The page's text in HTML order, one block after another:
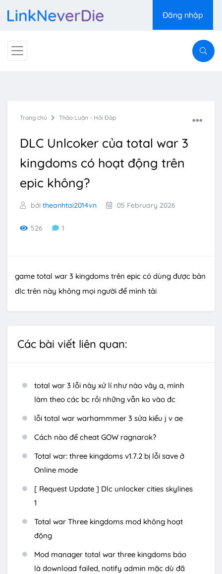
Đăng nhập
Trang chủ Thảo Luận - Hỏi Đáp
DLC Unlcoker của total war 3
kingdoms có hoạt động trên
epic không?
bởi theanhtai2014vn 05 February 2026
526 1
game total war 3 kingdoms trên epic có dùng được bản
dlc trên này không mọi người để mình tải
Các bài viết liên quan:
total war 3 lỗi này xử lí như nào vây a, mình
làm theo các bc rồi những vẫn ko vào đc
lỗi total war warhammmer 3 sửa kiểu j v ae
Cách nào để cheat GOW ragnarok?
Total war: three kingdoms v1.7.2 bị lỗi save ở
Online mode
[ Request Update ] Dlc unlocker cities skylines
1
Total war Three kingdoms mod không hoạt
động
Mod manager total war three kingdoms báo
là download failed, notify admin mặc dù đã